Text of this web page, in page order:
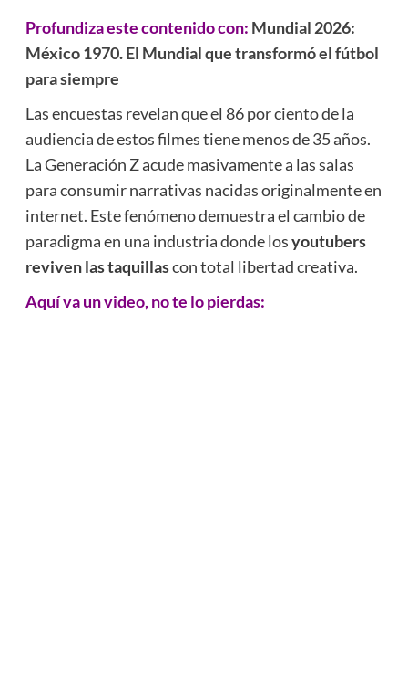
Profundiza este contenido con: Mundial 2026:
México 1970. El Mundial que transformó el fútbol
para siempre
Las encuestas revelan que el 86 por ciento de la
audiencia de estos filmes tiene menos de 35 años.
La Generación Z acude masivamente a las salas
para consumir narrativas nacidas originalmente en
internet. Este fenómeno demuestra el cambio de
paradigma en una industria donde losyoutubers
reviven las taquillascon total libertad creativa.
Aquí va un video, no te lo pierdas: